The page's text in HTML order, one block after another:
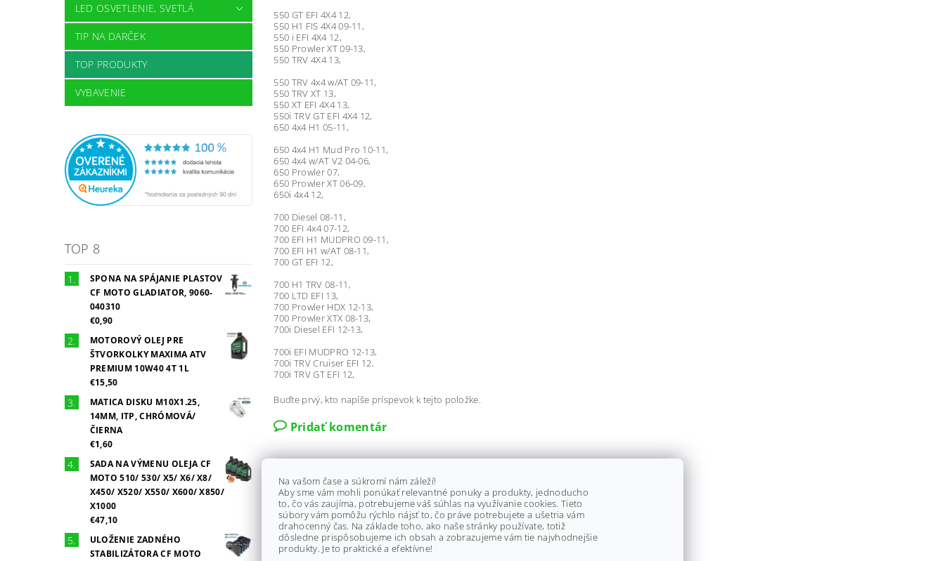
LED OSVETLENIE, SVETLÁ
TIP NA DARČEK
TOP PRODUKTY
VYBAVENIE
TOP 8
SPONA NA SPÁJANIE PLASTOV
CF MOTO GLADIATOR, 9060-
040310
€0,90
MOTOROVÝ OLEJ PRE
ŠTVORKOLKY MAXIMA ATV
PREMIUM 10W40 4T 1L
€15,50
MATICA DISKU M10X1.25,
14MM, ITP, CHRÓMOVÁ/
ČIERNA
€1,60
SADA NA VÝMENU OLEJA CF
MOTO 510/ 530/ X5/ X6/ X8/
X450/ X520/ X550/ X600/ X850/
X1000
€47,10
ULOŽENIE ZADNÉHO
STABILIZÁTORA CF MOTO
550 GT EFI 4X4 12,
550 H1 FIS 4X4 09-11,
550 i EFI 4X4 12,
550 Prowler XT 09-13,
550 TRV 4X4 13,
550 TRV 4x4 w/AT 09-11,
550 TRV XT 13,
550 XT EFI 4X4 13,
550i TRV GT EFI 4X4 12,
650 4x4 H1 05-11,
650 4x4 H1 Mud Pro 10-11,
650 4x4 w/AT V2 04-06,
650 Prowler 07,
650 Prowler XT 06-09,
650i 4x4 12,
700 Diesel 08-11,
700 EFI 4x4 07-12,
700 EFI H1 MUDPRO 09-11,
700 EFI H1 w/AT 08-11,
700 GT EFI 12,
700 H1 TRV 08-11,
700 LTD EFI 13,
700 Prowler HDX 12-13,
700 Prowler XTX 08-13,
700i Diesel EFI 12-13,
700i EFI MUDPRO 12-13,
700i TRV Cruiser EFI 12,
700i TRV GT EFI 12,
Buďte prvý, kto napíše príspevok k tejto položke.
Pridať komentár
Na vašom čase a súkromí nám záleží!
Aby sme vám mohli ponúkať relevantné ponuky a produkty, jednoducho
to, čo vás zaujíma, potrebujeme váš súhlas na využívanie cookies. Tieto
súbory vám pomôžu rýchlo nájsť to, čo práve potrebujete a ušetria vám
drahocenný čas. Na základe toho, ako naše stránky používate, totiž
dôsledne prispôsobujeme ich obsah a zobrazujeme vám tie najvhodnejšie
produkty. Je to praktické a efektívne!